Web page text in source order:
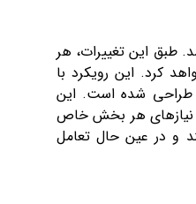
شد. طبق این تغییرات، هر
کرد. این رویکرد با
طراحی شده است. این
و نیازهای هر بخش خاص
و در عین حال تعامل